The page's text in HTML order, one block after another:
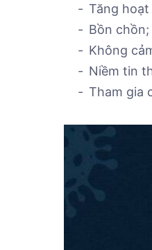
Tăng
Bồn chồn;
Không
Niềm tin
Tham gia